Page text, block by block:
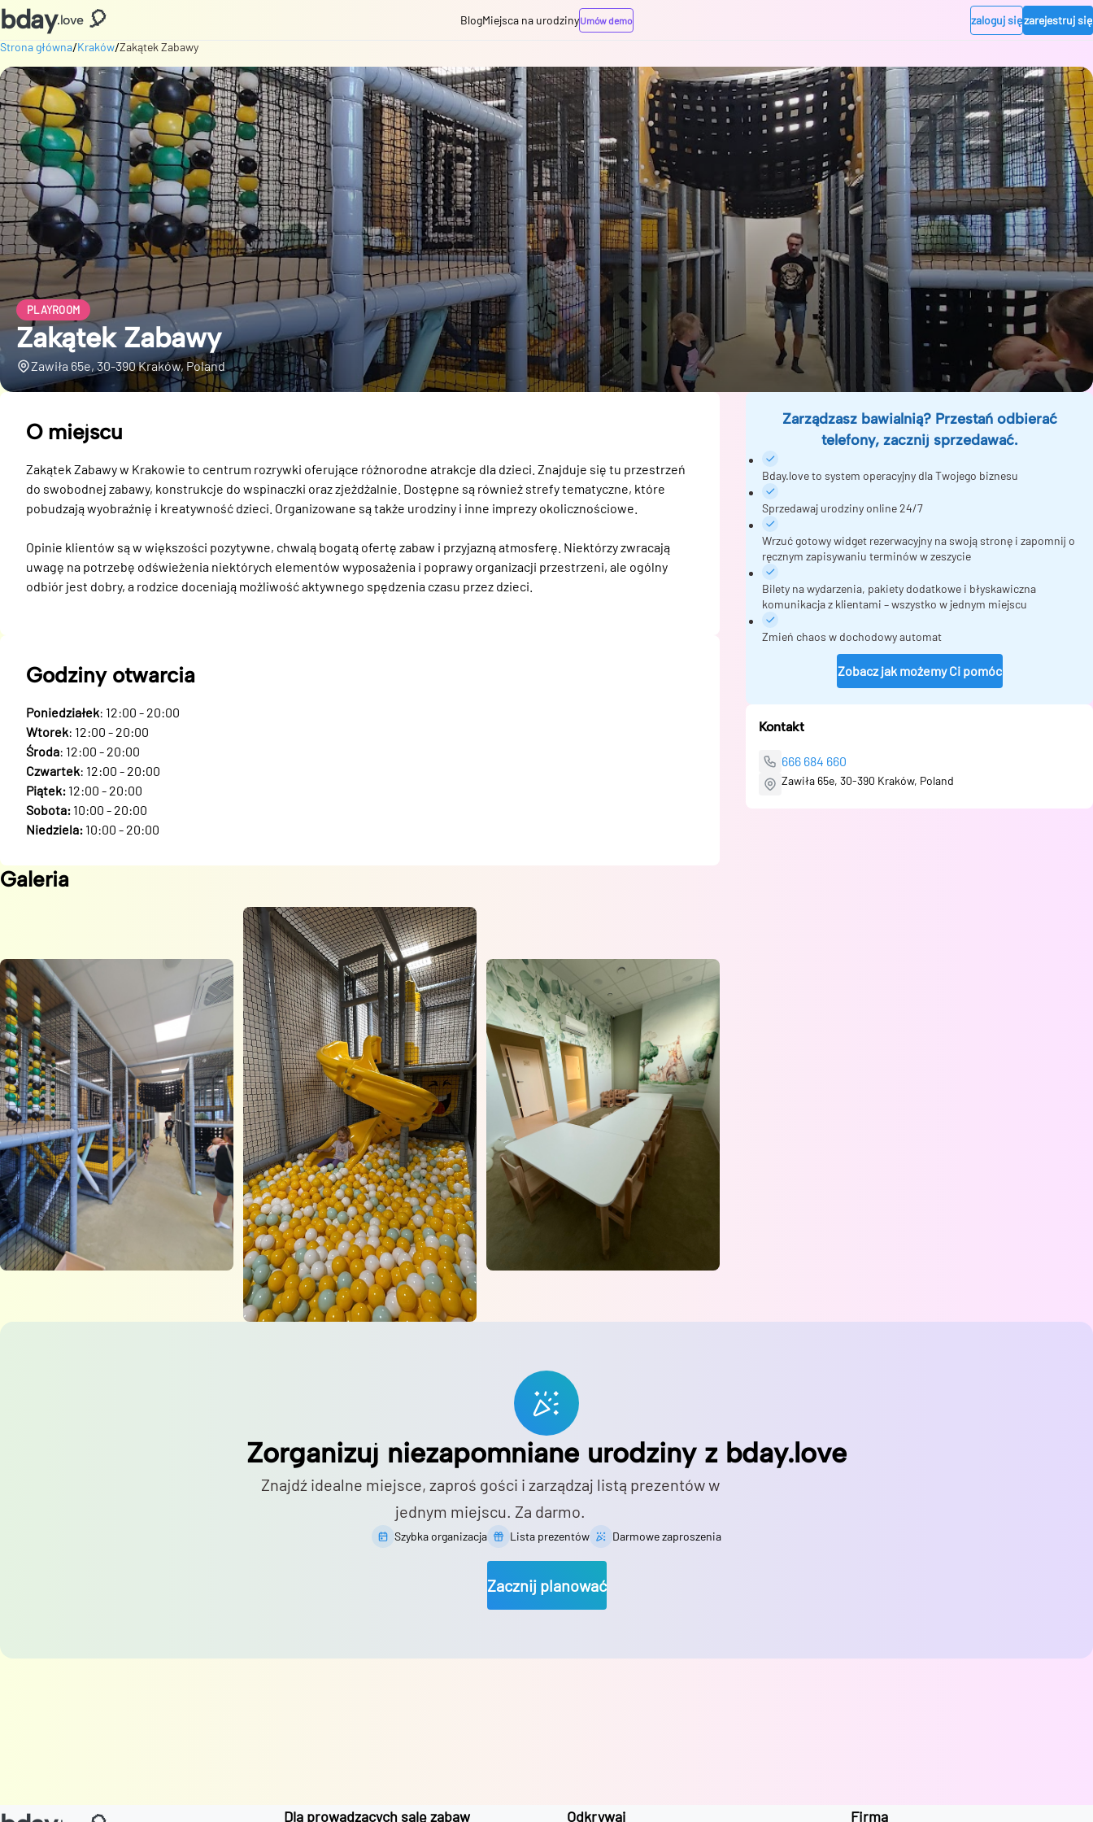
bday.love 🎈 BlogMiejsca na urodzinyUmów demo zaloguj sięzarejestruj się
Strona główna/Kraków/Zakątek Zabawy
PLAYROOM
Zakątek Zabawy
Zawiła 65e, 30-390 Kraków, Poland
O miejscu
Zakątek Zabawy w Krakowie to centrum rozrywki oferujące różnorodne atrakcje dla dzieci. Znajduje się tu przestrzeń
do swobodnej zabawy, konstrukcje do wspinaczki oraz zjeżdżalnie. Dostępne są również strefy tematyczne, które
pobudzają wyobraźnię i kreatywność dzieci. Organizowane są także urodziny i inne imprezy okolicznościowe.
Opinie klientów są w większości pozytywne, chwalą bogatą ofertę zabaw i przyjazną atmosferę. Niektórzy zwracają
uwagę na potrzebę odświeżenia niektórych elementów wyposażenia i poprawy organizacji przestrzeni, ale ogólny
odbiór jest dobry, a rodzice doceniają możliwość aktywnego spędzenia czasu przez dzieci.
Godziny otwarcia
Poniedziałek: 12:00 - 20:00
Wtorek: 12:00 - 20:00
Środa: 12:00 - 20:00
Czwartek: 12:00 - 20:00
Piątek: 12:00 - 20:00
Sobota: 10:00 - 20:00
Niedziela: 10:00 - 20:00
Galeria
Zarządzasz bawialnią? Przestań odbierać
telefony, zacznij sprzedawać.
Bday.love to system operacyjny dla Twojego biznesu
Sprzedawaj urodziny online 24/7
Wrzuć gotowy widget rezerwacyjny na swoją stronę i zapomnij o
ręcznym zapisywaniu terminów w zeszycie
Bilety na wydarzenia, pakiety dodatkowe i błyskawiczna
komunikacja z klientami – wszystko w jednym miejscu
Zmień chaos w dochodowy automat
Zobacz jak możemy Ci pomóc
Kontakt
666 684 660
Zawiła 65e, 30-390 Kraków, Poland
Zorganizuj niezapomniane urodziny z bday.love
Znajdź idealne miejsce, zaproś gości i zarządzaj listą prezentów w
jednym miejscu. Za darmo.
Szybka organizacja Lista prezentów Darmowe zaproszenia
Zacznij planować
Dla prowadzących salę zabaw Odkrywaj Firma